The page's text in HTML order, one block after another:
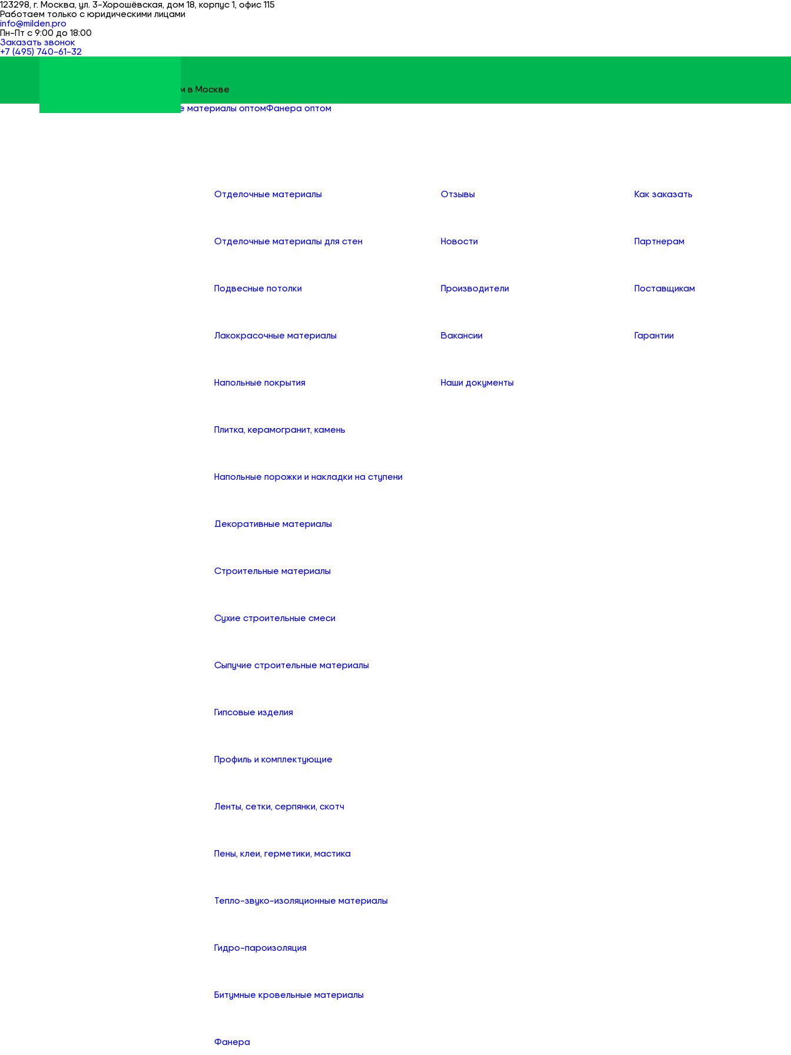
123298, г. Москва, ул. 3-Хорошёвская, дом 18, корпус 1, офис 115
Работаем только с юридическими лицами
info@milden.pro
Пн-Пт с 9:00 до 18:00
Заказать звонок
+7 (495) 740-61-32
Строительные материалы оптом в Москве
Отделочные материалы
Отделочные материалы для стен
Подвесные потолки
Лакокрасочные материалы
Напольные покрытия
Плитка, керамогранит, камень
Напольные порожки и накладки на ступени
Декоративные материалы
Строительные материалы
Сухие строительные смеси
Сыпучие строительные материалы
Гипсовые изделия
Профиль и комплектующие
Ленты, сетки, серпянки, скотч
Пены, клеи, герметики, мастика
Тепло-звуко-изоляционные материалы
Гидро-пароизоляция
Битумные кровельные материалы
Фанера
Отзывы
Новости
Производители
Вакансии
Наши документы
Как заказать
Партнерам
Поставщикам
Гарантии
Строительные материалы оптомФанера оптом